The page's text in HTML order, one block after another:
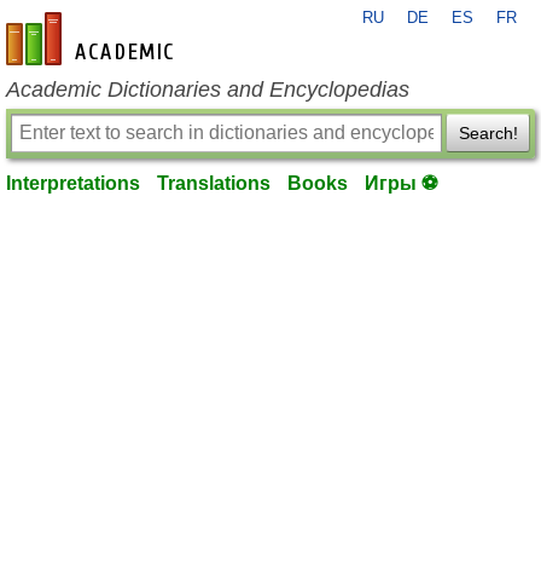
en-academic.com
RU DE ES FR
Academic Dictionaries and Encyclopedias
Search!
Interpretations Translations Books Игры ⚽